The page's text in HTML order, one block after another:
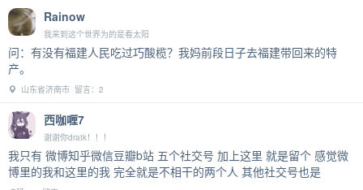
Rainow
我来到这个世界为的是看太阳
问：有没有福建人民吃过巧酸榄？我妈前段日子去福建带回来的特
产。
山东省济南市 留言：2
西咖喱7
谢谢你dratk！！！
我只有 微博知乎微信豆瓣b站 五个社交号 加上这里 就是留个 感觉微
博里的我和这里的我 完全就是不相干的两个人 其他社交号也是